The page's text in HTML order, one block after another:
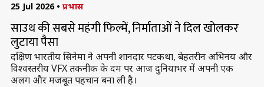
25 Jul 2026 • प्रभास
साउथ की सबसे महंगी फिल्में, निर्माताओं ने दिल खोलकर
लुटाया पैसा
दक्षिण भारतीय सिनेमा ने अपनी शानदार पटकथा, बेहतरीन अभिनय और
विश्वस्तरीय VFX तकनीक के दम पर आज दुनियाभर में अपनी एक
अलग और मजबूत पहचान बना ली है।